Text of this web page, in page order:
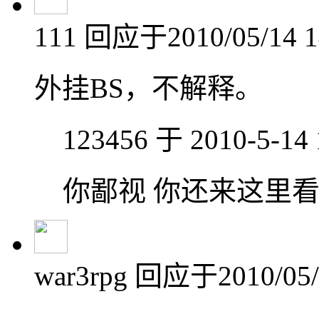
111 回应于2010/05/14
外挂BS，不解释。
123456 于 2010-5-
你鄙视 你还来这里
war3rpg 回应于2010/